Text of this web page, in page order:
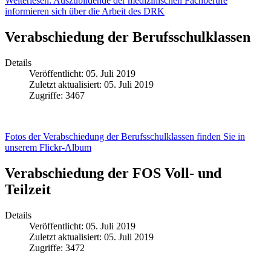
informieren sich über die Arbeit des DRK
Verabschiedung der Berufsschulklassen
Details
Veröffentlicht: 05. Juli 2019
Zuletzt aktualisiert: 05. Juli 2019
Zugriffe: 3467
Fotos der Verabschiedung der Berufsschulklassen finden Sie in
unserem Flickr-Album
Verabschiedung der FOS Voll- und
Teilzeit
Details
Veröffentlicht: 05. Juli 2019
Zuletzt aktualisiert: 05. Juli 2019
Zugriffe: 3472